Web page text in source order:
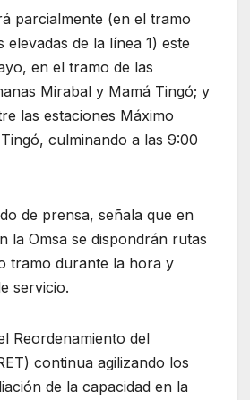
parcialmente (en el tramo
elevadas de la línea 1) este
en el tramo de las
Mirabal y Mamá Tingó; y
las estaciones Máximo
culminando a las 9:00
de prensa, señala que en
la Omsa se dispondrán rutas
tramo durante la hora y
servicio.
Reordenamiento del
continua agilizando los
de la capacidad en la